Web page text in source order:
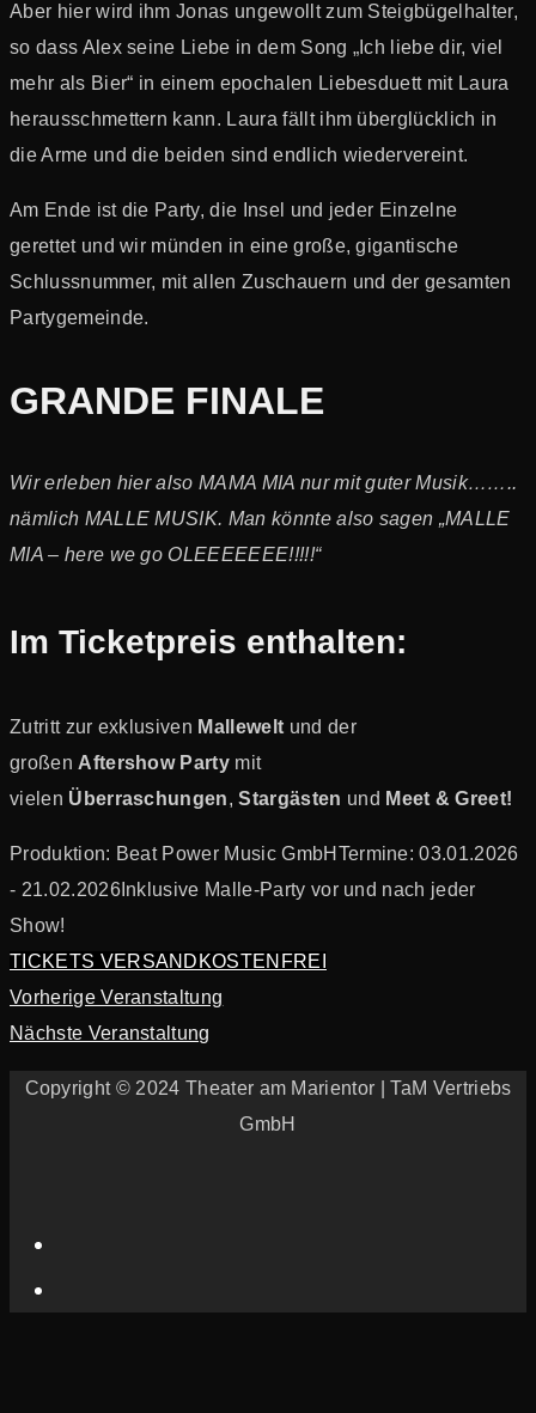
Aber hier wird ihm Jonas ungewollt zum Steigbügelhalter,
so dass Alex seine Liebe in dem Song „Ich liebe dir, viel
mehr als Bier“ in einem epochalen Liebesduett mit Laura
herausschmettern kann. Laura fällt ihm überglücklich in
die Arme und die beiden sind endlich wiedervereint.
Am Ende ist die Party, die Insel und jeder Einzelne
gerettet und wir münden in eine große, gigantische
Schlussnummer, mit allen Zuschauern und der gesamten
Partygemeinde.
GRANDE FINALE
Wir erleben hier also MAMA MIA nur mit guter Musik……..
nämlich MALLE MUSIK. Man könnte also sagen „MALLE
MIA – here we go OLEEEEEEE!!!!!“
Im Ticketpreis enthalten:
Zutritt zur exklusiven Mallewelt und der
großen Aftershow Party mit
vielen Überraschungen,Stargästen und Meet & Greet!
Produktion: Beat Power Music GmbH Termine: 03.01.2026
- 21.02.2026Inklusive Malle-Party vor und nach jeder
Show!
TICKETS VERSANDKOSTENFREI
Portfolio
navigation
Vorherige Veranstaltung
Nächste Veranstaltung
Copyright © 2024 Theater am Marientor | TaM Vertriebs
GmbH